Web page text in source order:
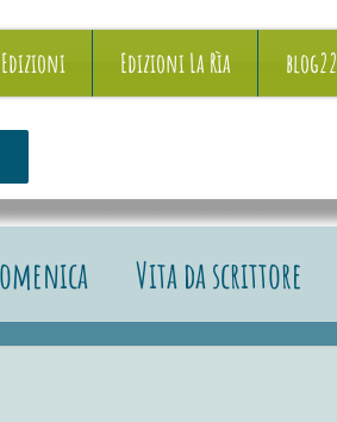
Edizioni La Rìa blog22
Vita da scrittore